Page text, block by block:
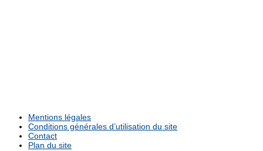
Mentions légales
Conditions générales d’utilisation du site
Contact
Plan du site